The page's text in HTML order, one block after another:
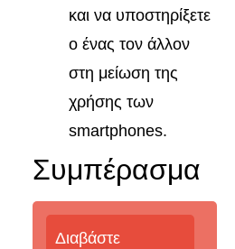
και να υποστηρίξετε
ο ένας τον άλλον
στη μείωση της
χρήσης των
smartphones.
Συμπέρασμα
Διαβάστε